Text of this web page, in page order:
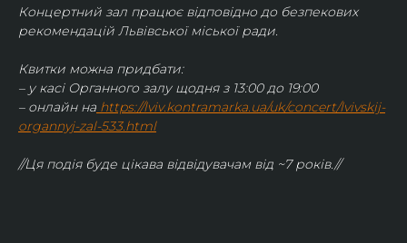
Концертний зал працює відповідно до безпекових
рекомендацій Львівської міської ради.
Квитки можна придбати:
– у касі Органного залу щодня з 13:00 до 19:00
– онлайн на https://lviv.kontramarka.ua/uk/concert/lvivskij-
organnyj-zal-533.html
//Ця подія буде цікава відвідувачам від ~7 років.//